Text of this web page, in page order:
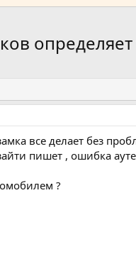
все делает без
пишет , ошибка
?